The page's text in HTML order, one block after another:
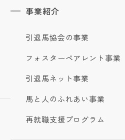
事業紹介
引退馬協会の事業
フォスターペアレント事業
引退馬ネット事業
馬と人のふれあい事業
再就職支援プログラム